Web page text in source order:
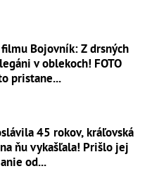
Bojovník: Z drsných
v oblekoch! FOTO
pristane...
45 rokov, kráľovská
ňu vykašľala! Prišlo jej
od...